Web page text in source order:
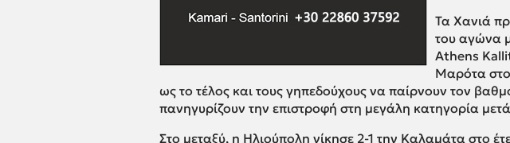
Τα Χανιά
του αγώνα
Athens
Μαρότα στο
ως το τέλος και τους γηπεδούχους να παίρνουν τον
πανηγυρίζουν την επιστροφή στη μεγάλη κατηγορία
Στο μεταξύ, η Ηλιούπολη νίκησε 2-1 την Καλαμάτα στο